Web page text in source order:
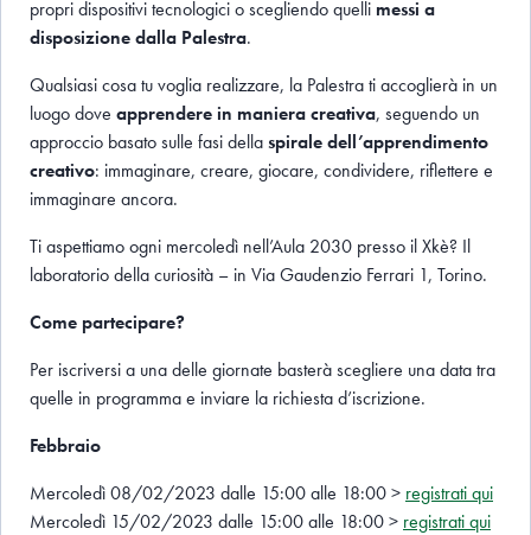
propri dispositivi tecnologici o scegliendo quelli messi a
disposizione dalla Palestra.
Qualsiasi cosa tu voglia realizzare, la Palestra ti accoglierà in un
luogo dove apprendere in maniera creativa, seguendo un
approccio basato sulle fasi dellaspirale dell’apprendimento
creativo: immaginare, creare, giocare, condividere, riflettere e
immaginare ancora.
Ti aspettiamo ogni mercoledì nell’Aula 2030 presso il Xkè? Il
laboratorio della curiosità – in Via Gaudenzio Ferrari 1, Torino.
Come partecipare?
Per iscriversi a una delle giornate basterà scegliere una data tra
quelle in programma e inviare la richiesta d’iscrizione.
Febbraio
Mercoledì 08/02/2023 dalle 15:00 alle 18:00 > registrati qui
Mercoledì 15/02/2023 dalle 15:00 alle 18:00 > registrati qui